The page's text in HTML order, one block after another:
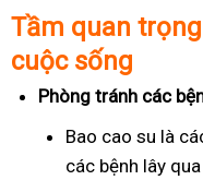
Tầm quan
cuộc sống
Phòng tránh các
Bao cao su là
các bệnh lây